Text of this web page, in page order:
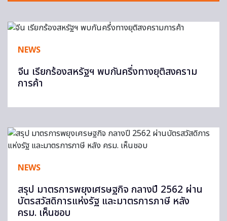
NEWS
จีน เรียกร้องสหรัฐฯ พบกันครึ่งทางยุติสงคราม
การค้า
NEWS
สรุป มาตรการพยุงเศรษฐกิจ กลางปี 2562 ผ่าน
บัตรสวัสดิการแห่งรัฐ และมาตรการภาษี หลัง
ครม. เห็นชอบ